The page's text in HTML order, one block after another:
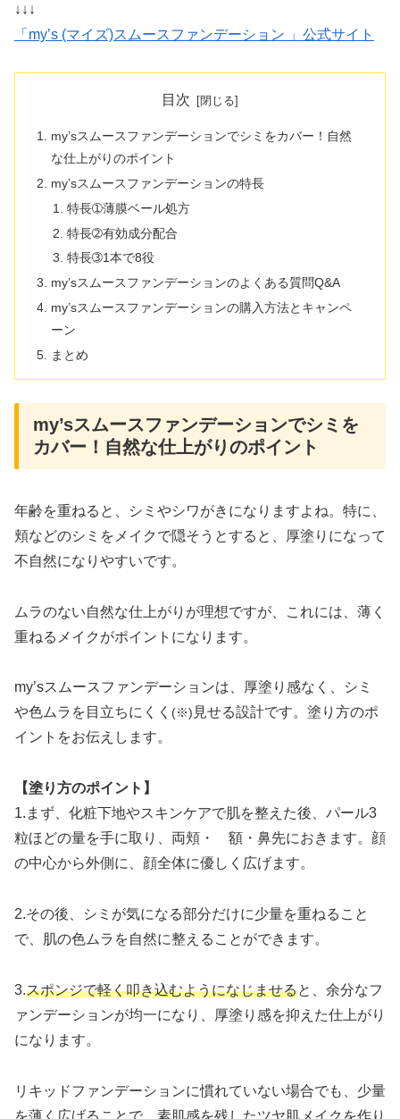
↓↓↓
「my’s (マイズ)スムースファンデーション 」公式サイト
目次
my’sスムースファンデーションでシミをカバー！自然
な仕上がりのポイント
my’sスムースファンデーションの特長
特長➀薄膜ベール処方
特長➁有効成分配合
特長➂1本で8役
my’sスムースファンデーションのよくある質問Q&A
my’sスムースファンデーションの購入方法とキャンペ
ーン
まとめ
my’sスムースファンデーションでシミを
カバー！自然な仕上がりのポイント
年齢を重ねると、シミやシワがきになりますよね。特に、
頬などのシミをメイクで隠そうとすると、厚塗りになって
不自然になりやすいです。
ムラのない自然な仕上がりが理想ですが、これには、薄く
重ねるメイクがポイントになります。
my’sスムースファンデーションは、厚塗り感なく、シミ
や色ムラを目立ちにくく (※) 見せる設計です。塗り方のポ
イントをお伝えします。
【塗り方のポイント】
1.まず、化粧下地やスキンケアで肌を整えた後、パール3
粒ほどの量を手に取り、両頬・ 額・鼻先におきます。顔
の中心から外側に、顔全体に優しく広げます。
2.その後、シミが気になる部分だけに少量を重ねること
で、肌の色ムラを自然に整えることができます。
3.スポンジで軽く叩き込むようになじませると、余分なフ
ァンデーションが均一になり、厚塗り感を抑えた仕上がり
になります。
リキッドファンデーションに慣れていない場合でも、少量
を薄く広げることで、素肌感を残したツヤ肌メイクを作り